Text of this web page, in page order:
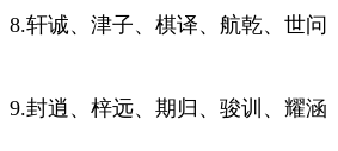
8.轩诚、津子、棋译、航乾、世问
9.封逍、梓远、期归、骏训、耀涵